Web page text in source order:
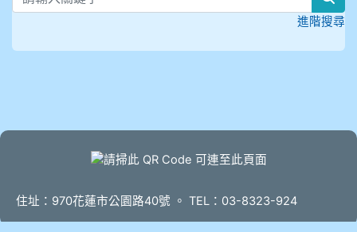
進階搜尋
住址：970花蓮市公園路40號 。 TEL：03-8323-924